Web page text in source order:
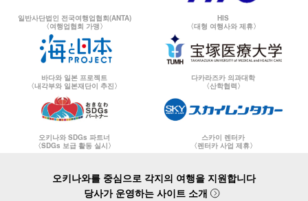
일반사단법인 전국여행업협회(ANTA)
〈여행업협회 가맹〉
HIS
〈대형 여행사와 제휴〉
바다와 일본 프로젝트
〈내각부와 일본재단이 추진〉
다카라즈카 의과대학
〈산학협력〉
오키나와 SDGs 파트너
〈SDGs 보급 활동 실시〉
스카이 렌터카
〈렌터카 사업 제휴〉
오키나와를 중심으로 각지의 여행을 지원합니다
당사가 운영하는 사이트 소개